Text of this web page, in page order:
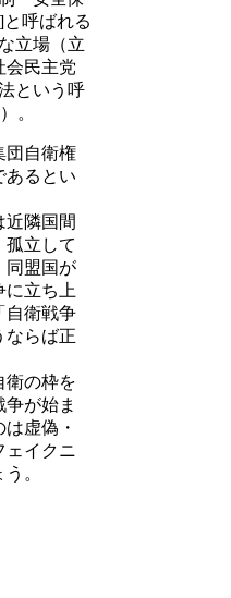
呼ばれる
立場（立
会民主党
という呼
。
団自衛権
あるとい
近隣国間
孤立して
同盟国が
に立ち上
自衛戦争
ならば正
衛の枠を
が始ま
虚偽・
ェイクニ
。